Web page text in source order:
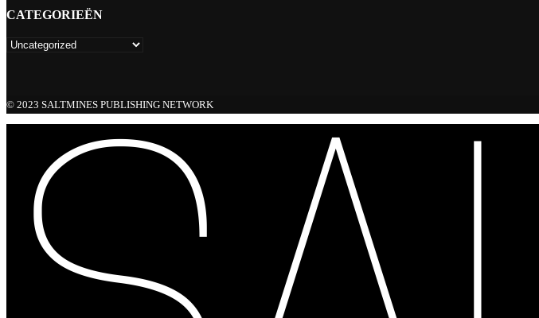
CATEGORIEËN
© 2023 SALTMINES PUBLISHING NETWORK